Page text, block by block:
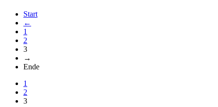
Start
←
1
2
3
→
Ende
1
2
3